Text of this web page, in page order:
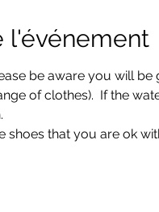
l'événement
be aware you will be
of clothes).  If the
shoes that you are ok